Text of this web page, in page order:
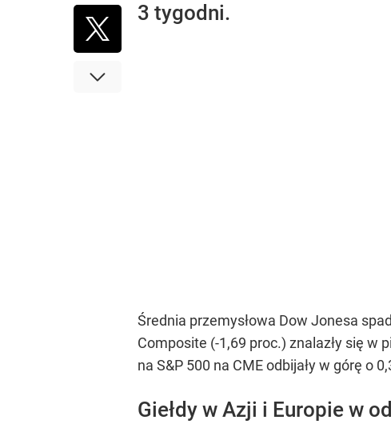
3 tygodni.
Średnia przemysłowa Dow Jonesa
Composite (-1,69 proc.) znalazły się w
na S&P 500 na CME odbijały w górę o
Giełdy w Azji i Europie w